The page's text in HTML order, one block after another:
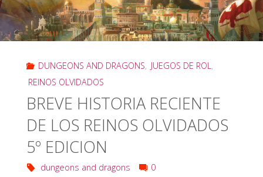
inicios,
nuevos
aventureros
(Jugado
por
foro)"
DUNGEONS AND DRAGONS, JUEGOS DE ROL,
REINOS OLVIDADOS
BREVE HISTORIA RECIENTE
DE LOS REINOS OLVIDADOS
5º EDICION
dungeons and dragons 0